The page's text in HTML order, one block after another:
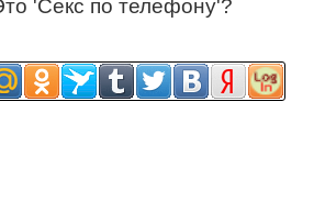
'Секс по телефону'?